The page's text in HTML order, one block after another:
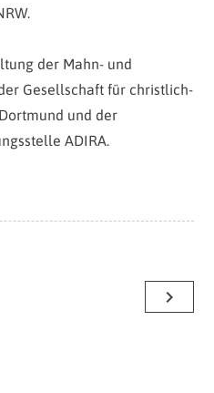
der Mahn- und
Gesellschaft für christlich-
und der
ADIRA.
navigate_next